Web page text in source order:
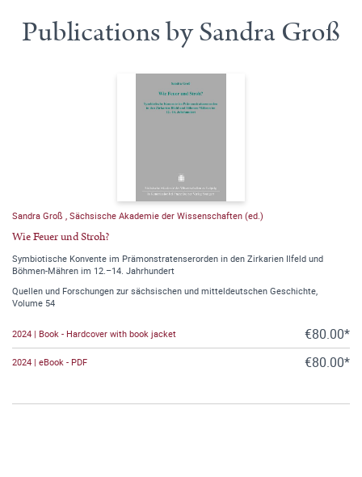
Publications by Sandra Groß
Sandra Groß Sächsische Akademie der Wissenschaften (ed.)
Wie Feuer und Stroh?
Symbiotische Konvente im Prämonstratenserorden in den Zirkarien Ilfeld und
Böhmen-Mähren im 12.–14. Jahrhundert
Quellen und Forschungen zur sächsischen und mitteldeutschen Geschichte,
Volume 54
2024 | Book - Hardcover with book jacket €80.00*
2024 | eBook - PDF €80.00*